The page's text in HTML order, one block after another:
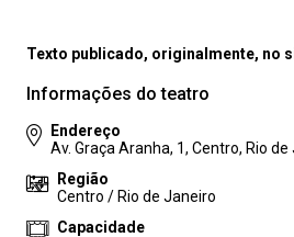
Texto publicado, originalmente, no
Informações do teatro
Endereço
Av. Graça Aranha, 1, Centro, Rio
Região
Centro / Rio de Janeiro
Capacidade